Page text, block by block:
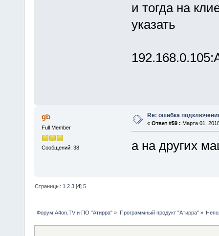
и тогда на
указать
gb_
Full Member
Сообщений: 38
Re: ошибка
« Ответ #59 : Марта 01,
а на других
Страницы: 1 2 3 [4]5
Форум A4on.TV и ПО "Атирра" » Программный продукт "Атирра"»